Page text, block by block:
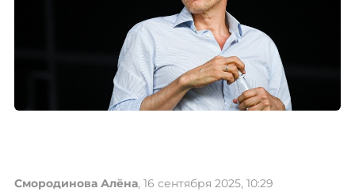
Смородинова Алёна, 16 сентября 2025, 10:29